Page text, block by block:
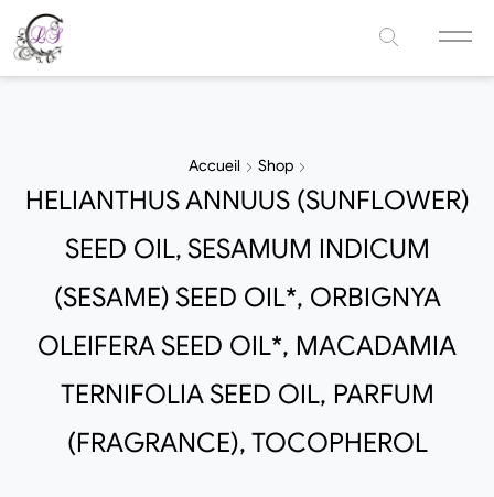
Accueil Shop
HELIANTHUS ANNUUS (SUNFLOWER)
SEED OIL, SESAMUM INDICUM
(SESAME) SEED OIL*, ORBIGNYA
OLEIFERA SEED OIL*, MACADAMIA
TERNIFOLIA SEED OIL, PARFUM
(FRAGRANCE), TOCOPHEROL